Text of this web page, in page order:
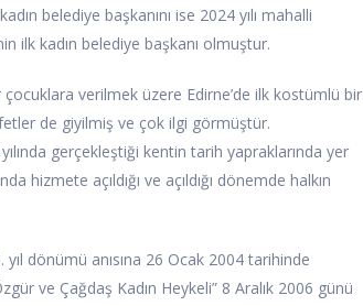
belediye başkanını ise 2024 yılı mahalli
ilk kadın belediye başkanı olmuştur.
verilmek üzere Edirne’de ilk kostümlü bir
de giyilmiş ve çok ilgi görmüştür.
gerçekleştiği kentin tarih yapraklarında yer
hizmete açıldığı ve açıldığı dönemde halkın
dönümü anısına 26 Ocak 2004 tarihinde
ve Çağdaş Kadın Heykeli” 8 Aralık 2006 günü